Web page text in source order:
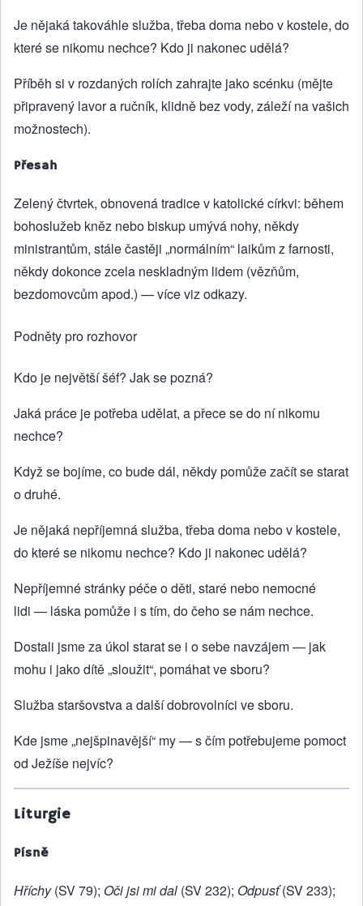
Je nějaká takováhle služba, třeba doma nebo v kostele, do
které se nikomu nechce? Kdo ji nakonec udělá?
Příběh si v rozdaných rolích zahrajte jako scénku (mějte
připravený lavor a ručník, klidně bez vody, záleží na vašich
možnostech).
Přesah
Zelený čtvrtek, obnovená tradice v katolické církvi: během
bohoslužeb kněz nebo biskup umývá nohy, někdy
ministrantům, stále častěji „normálním“ laikům z farnosti,
někdy dokonce zcela neskladným lidem (vězňům,
bezdomovcům apod.) — více viz odkazy.
Podněty pro rozhovor
Kdo je největší šéf? Jak se pozná?
Jaká práce je potřeba udělat, a přece se do ní nikomu
nechce?
Když se bojíme, co bude dál, někdy pomůže začít se starat
o druhé.
Je nějaká nepříjemná služba, třeba doma nebo v kostele,
do které se nikomu nechce? Kdo ji nakonec udělá?
Nepříjemné stránky péče o děti, staré nebo nemocné
lidi — láska pomůže i s tím, do čeho se nám nechce.
Dostali jsme za úkol starat se i o sebe navzájem — jak
mohu i jako dítě „sloužit“, pomáhat ve sboru?
Služba staršovstva a další dobrovolníci ve sboru.
Kde jsme „nejšpinavější“ my — s čím potřebujeme pomoct
od Ježíše nejvíc?
Liturgie
Písně
Hříchy(SV 79); Oči jsi mi dal (SV 232); Odpusť(SV 233);